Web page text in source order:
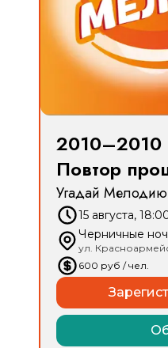
2010–2010
Повтор
Угадай Мелодию
15 августа,
Черничные
ул.
600 руб / чел.